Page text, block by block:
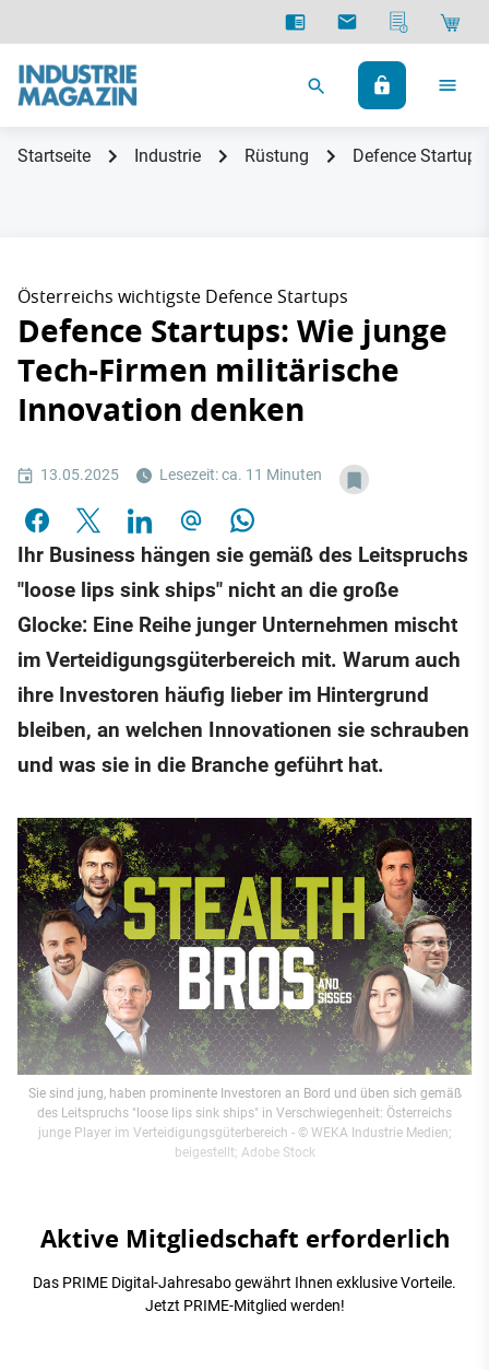
Startseite Industrie Rüstung Defence
Österreichs wichtigste Defence Startups
Defence Startups: Wie junge
Tech-Firmen militärische
Innovation denken
13.05.2025 Lesezeit: ca. 11 Minuten
Ihr Business hängen sie gemäß des Leitspruchs
"loose lips sink ships" nicht an die große
Glocke: Eine Reihe junger Unternehmen mischt
im Verteidigungsgüterbereich mit. Warum auch
ihre Investoren häufig lieber im Hintergrund
bleiben, an welchen Innovationen sie schrauben
und was sie in die Branche geführt hat.
Sie sind jung, haben prominente Investoren an Bord und üben sich gemäß
des Leitspruchs "loose lips sink ships" in Verschwiegenheit: Österreichs
junge Player im Verteidigungsgüterbereich - © WEKA Industrie Medien;
beigestellt; Adobe Stock
Aktive Mitgliedschaft erforderlich
Das PRIME Digital-Jahresabo gewährt Ihnen exklusive Vorteile.
Jetzt PRIME-Mitglied werden!